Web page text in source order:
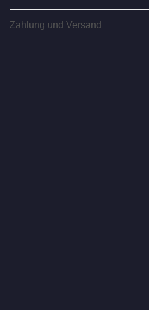
Zahlung und Versand